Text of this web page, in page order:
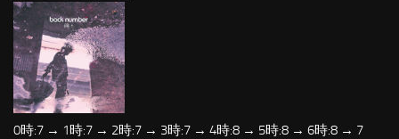
0時:7 → 1時:7 → 2時:7 → 3時:7 → 4時:8 → 5時:8 → 6時:8 → 7